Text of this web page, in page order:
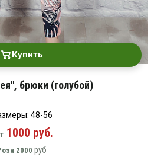
Купить
брюки (голубой)
48-56
1000 руб.
2000 руб